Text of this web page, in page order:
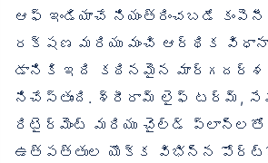
ఆఫ్ ఇండియాచే నియంత్రించబడే
రక్షణ మరియు మంచి ఆర్థిక
డానికి ఇది కఠినమైన
నిచేస్తుంది. శ్రీరామ్ లైఫ్ టర్మ్,
రిటైర్మెంట్ మరియు చైల్డ్
ఉత్పత్తుల యొక్క విభిన్న